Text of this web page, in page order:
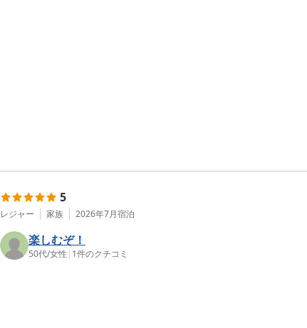
5
レジャー 家族 2026年7月宿泊
楽しむぞ！
50代/女性 | 1件のクチコミ